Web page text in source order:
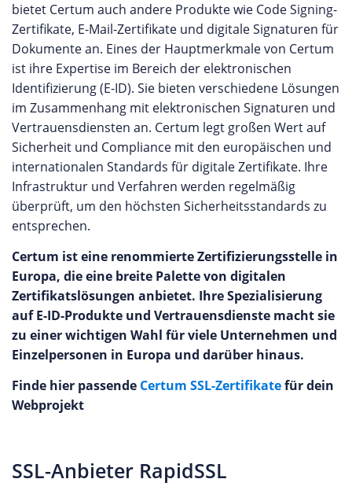
bietet Certum auch andere Produkte wie Code Signing-
Zertifikate, E-Mail-Zertifikate und digitale Signaturen für
Dokumente an. Eines der Hauptmerkmale von Certum
ist ihre Expertise im Bereich der elektronischen
Identifizierung (E-ID). Sie bieten verschiedene Lösungen
im Zusammenhang mit elektronischen Signaturen und
Vertrauensdiensten an. Certum legt großen Wert auf
Sicherheit und Compliance mit den europäischen und
internationalen Standards für digitale Zertifikate. Ihre
Infrastruktur und Verfahren werden regelmäßig
überprüft, um den höchsten Sicherheitsstandards zu
entsprechen.
Certum ist eine renommierte Zertifizierungsstelle in
Europa, die eine breite Palette von digitalen
Zertifikatslösungen anbietet. Ihre Spezialisierung
auf E-ID-Produkte und Vertrauensdienste macht sie
zu einer wichtigen Wahl für viele Unternehmen und
Einzelpersonen in Europa und darüber hinaus.
Finde hier passende Certum SSL-Zertifikatefür dein
Webprojekt
SSL-Anbieter RapidSSL